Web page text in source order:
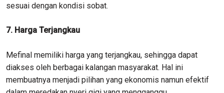
sesuai dengan kondisi sobat.
7. Harga Terjangkau
Mefinal memiliki harga yang terjangkau, sehingga dapat
diakses oleh berbagai kalangan masyarakat. Hal ini
membuatnya menjadi pilihan yang ekonomis namun efektif